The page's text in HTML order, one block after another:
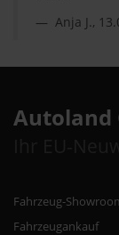
Anja J.,
Autoland
Fahrzeug-
Fahrzeugankauf